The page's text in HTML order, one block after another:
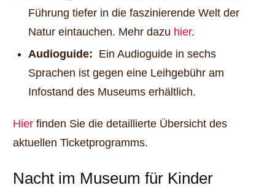
Führung tiefer in die faszinierende Welt der
Natur eintauchen. Mehr dazu hier.
Audioguide: Ein Audioguide in sechs
Sprachen ist gegen eine Leihgebühr am
Infostand des Museums erhältlich.
Hier finden Sie die detaillierte Übersicht des
aktuellen Ticketprogramms.
Nacht im Museum für Kinder